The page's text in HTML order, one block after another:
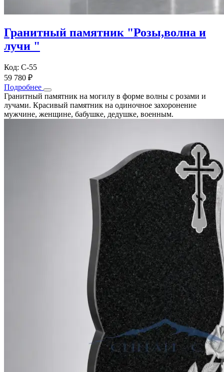
Гранитный памятник "Розы,волна и
лучи "
Код: С-55
59 780 ₽
Подробнее
Гранитный памятник на могилу в форме волны с розами и
лучами. Красивый памятник на одиночное захоронение
мужчине, женщине, бабушке, дедушке, военным.